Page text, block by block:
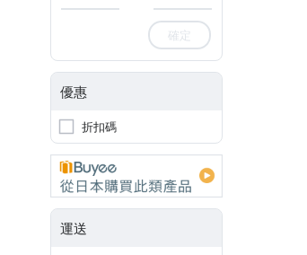
確定
優惠
折扣碼
運送